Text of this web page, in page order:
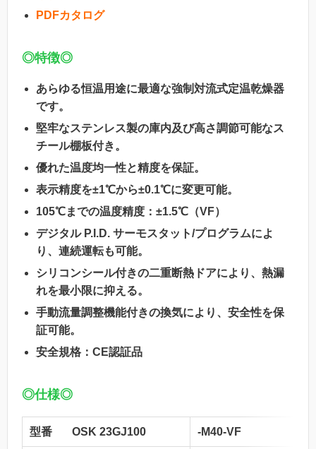
PDFカタログ
◎特徴◎
あらゆる恒温用途に最適な強制対流式定温乾燥器
です。
堅牢なステンレス製の庫内及び高さ調節可能なス
チール棚板付き。
優れた温度均一性と精度を保証。
表示精度を±1℃から±0.1℃に変更可能。
105℃までの温度精度：±1.5℃（VF）
デジタル P.I.D. サーモスタット/プログラムによ
り、連続運転も可能。
シリコンシール付きの二重断熱ドアにより、熱漏
れを最小限に抑える。
手動流量調整機能付きの換気により、安全性を保
証可能。
安全規格：CE認証品
◎仕様◎
型番 OSK 23GJ100 -M40-VF